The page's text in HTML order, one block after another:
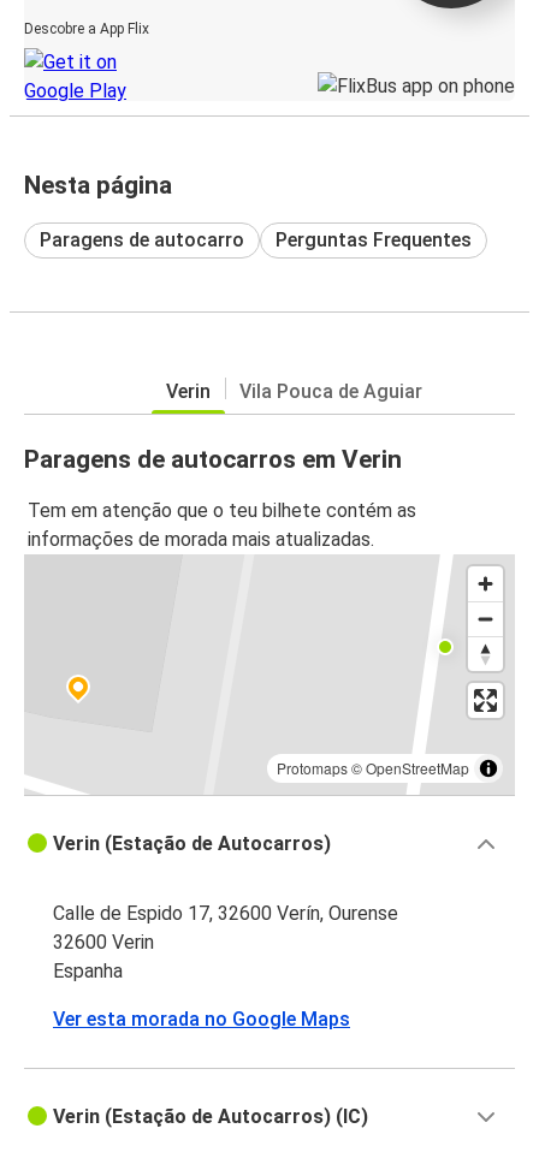
Descobre a App Flix
Nesta página
Paragens de autocarro Perguntas Frequentes
Verin Vila Pouca de Aguiar
Paragens de autocarros em Verin
Tem em atenção que o teu bilhete contém as
informações de morada mais atualizadas.
Protomaps©OpenStreetMap
Verin (Estação de Autocarros)
Calle de Espido 17, 32600 Verín, Ourense
32600 Verin
Espanha
Ver esta morada no Google Maps
Verin (Estação de Autocarros) (IC)